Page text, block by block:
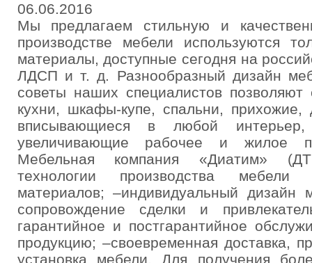
06.06.2016
Мы предлагаем стильную и
производстве мебели используются
материалы, доступные сегодня на
ЛДСП и т. д. Разнообразный дизайн
советы наших специалистов
кухни, шкафы-купе, спальни, прихожие,
вписывающиеся в любой
увеличивающие рабочее и жилое
Мебельная компания «Диатим»
технологии производства мебели
материалов; –индивидуальный дизайн
сопровождение сделки и
гарантийное и постгарантийное
продукцию; –своевременная доставка,
установка мебели. Для получения